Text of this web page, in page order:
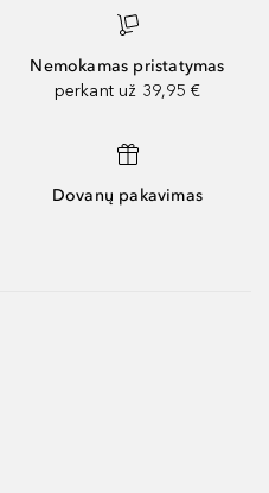
Nemokamas pristatymas
perkant už 39,95 €
Dovanų pakavimas